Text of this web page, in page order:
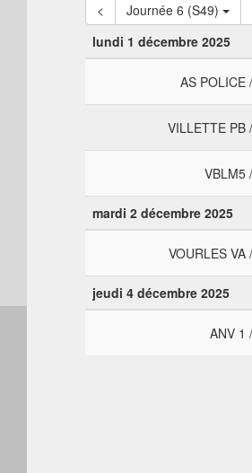
< Journée 6 (S49)
lundi 1 décembre 2025
AS POLICE
VILLETTE PB
VBLM5
mardi 2 décembre 2025
VOURLES VA
jeudi 4 décembre 2025
ANV 1